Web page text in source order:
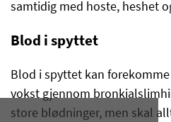
samtidig med hoste, heshet
Blod i spyttet
Blod i spyttet kan
vokst gjennom
store blødninger, men skal